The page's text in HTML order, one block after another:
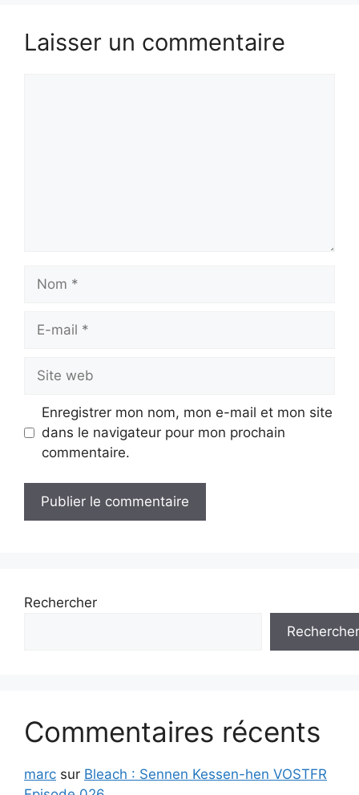
Laisser un commentaire
mail
web
Enregistrer mon nom, mon e-mail et mon site
dans le navigateur pour mon prochain
commentaire.
Rechercher
Rechercher
Commentaires récents
marc sur Bleach : Sennen Kessen-hen VOSTFR